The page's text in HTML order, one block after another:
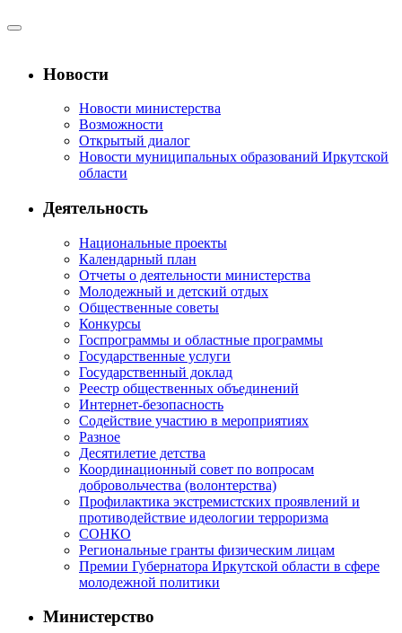
Новости
Новости министерства
Возможности
Открытый диалог
Новости муниципальных образований Иркутской
области
Деятельность
Национальные проекты
Календарный план
Отчеты о деятельности министерства
Молодежный и детский отдых
Общественные советы
Конкурсы
Госпрограммы и областные программы
Государственные услуги
Государственный доклад
Реестр общественных объединений
Интернет-безопасность
Содействие участию в мероприятиях
Разное
Десятилетие детства
Координационный совет по вопросам
добровольчества (волонтерства)
Профилактика экстремистских проявлений и
противодействие идеологии терроризма
СОНКО
Региональные гранты физическим лицам
Премии Губернатора Иркутской области в сфере
молодежной политики
Министерство